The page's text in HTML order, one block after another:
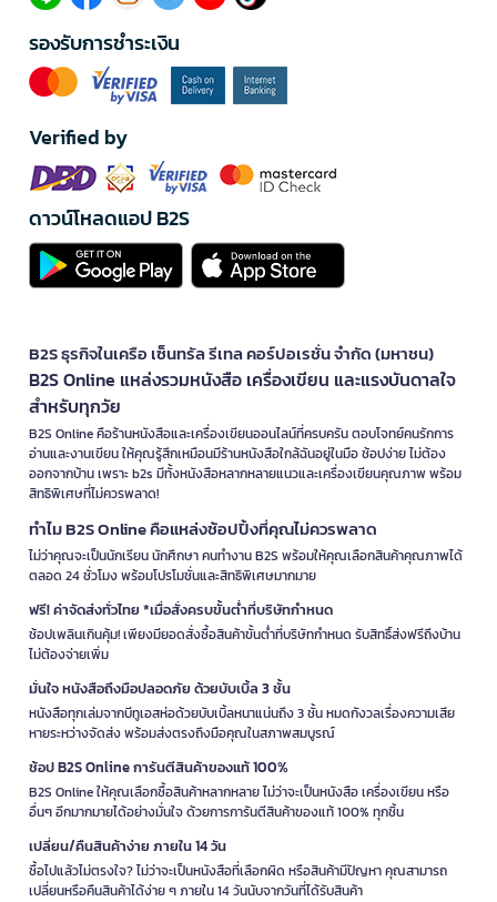
รองรับการชำระเงิน
Verified by
ดาวน์โหลดแอป B2S
B2S ธุรกิจในเครือ เซ็นทรัล รีเทล คอร์ปอเรชั่น จำกัด (มหาชน)
B2S Online แหล่งรวมหนังสือ เครื่องเขียน และแรงบันดาลใจ
สำหรับทุกวัย
B2S Online คือร้านหนังสือและเครื่องเขียนออนไลน์ที่ครบครัน ตอบโจทย์คนรักการ
อ่านและงานเขียน ให้คุณรู้สึกเหมือนมีร้านหนังสือใกล้ฉันอยู่ในมือ ช้อปง่าย ไม่ต้อง
ออกจากบ้าน เพราะ b2s มีทั้งหนังสือหลากหลายแนวและเครื่องเขียนคุณภาพ พร้อม
สิทธิพิเศษที่ไม่ควรพลาด!
ทำไม B2S Online คือแหล่งช้อปปิ้งที่คุณไม่ควรพลาด
ไม่ว่าคุณจะเป็นนักเรียน นักศึกษา คนทำงาน B2S พร้อมให้คุณเลือกสินค้าคุณภาพได้
ตลอด 24 ชั่วโมง พร้อมโปรโมชั่นและสิทธิพิเศษมากมาย
ฟรี! ค่าจัดส่งทั่วไทย *เมื่อสั่งครบขั้นต่ำที่บริษัทกำหนด
ช้อปเพลินเกินคุ้ม! เพียงมียอดสั่งซื้อสินค้าขั้นต่ำที่บริษัทกำหนด รับสิทธิ์ส่งฟรีถึงบ้าน
ไม่ต้องจ่ายเพิ่ม
มั่นใจ หนังสือถึงมือปลอดภัย ด้วยบับเบิ้ล 3 ชั้น
หนังสือทุกเล่มจากบีทูเอสห่อด้วยบับเบิ้ลหนาแน่นถึง 3 ชั้น หมดกังวลเรื่องความเสีย
หายระหว่างจัดส่ง พร้อมส่งตรงถึงมือคุณในสภาพสมบูรณ์
ช้อป B2S Online การันตีสินค้าของแท้ 100%
B2S Online ให้คุณเลือกซื้อสินค้าหลากหลาย ไม่ว่าจะเป็นหนังสือ เครื่องเขียน หรือ
อื่นๆ อีกมากมายได้อย่างมั่นใจ ด้วยการการันตีสินค้าของแท้ 100% ทุกชิ้น
เปลี่ยน/คืนสินค้าง่าย ภายใน 14 วัน
ซื้อไปแล้วไม่ตรงใจ? ไม่ว่าจะเป็นหนังสือที่เลือกผิด หรือสินค้ามีปัญหา คุณสามารถ
เปลี่ยนหรือคืนสินค้าได้ง่าย ๆ ภายใน 14 วันนับจากวันที่ได้รับสินค้า